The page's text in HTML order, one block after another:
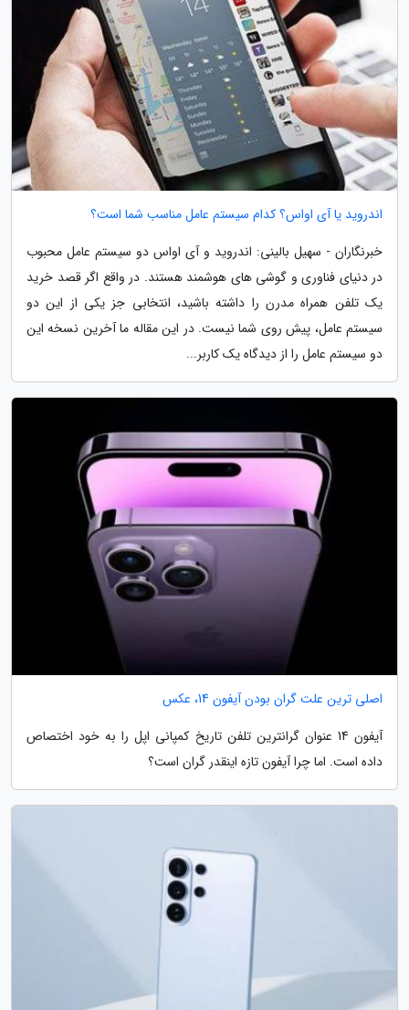
اندروید یا آی اواس؟ کدام سیستم عامل مناسب شما است؟
خبرنگاران - سهیل بالینی: اندروید و آی اواس دو سیستم عامل محبوب
در دنیای فناوری و گوشی های هوشمند هستند. در واقع اگر قصد خرید
یک تلفن همراه مدرن را داشته باشید، انتخابی جز یکی از این دو
سیستم عامل، پیش روی شما نیست. در این مقاله ما آخرین نسخه این
دو سیستم عامل را از دیدگاه یک کاربر...
اصلی ترین علت گران بودن آیفون 14، عکس
آیفون 14 عنوان گرانترین تلفن تاریخ کمپانی اپل را به خود اختصاص
داده است. اما چرا آیفون تازه اینقدر گران است؟